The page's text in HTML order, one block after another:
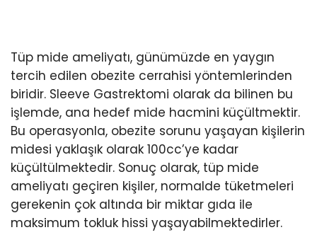
Tüp mide ameliyatı, günümüzde en yaygın
tercih edilen obezite cerrahisi yöntemlerinden
biridir. Sleeve Gastrektomi olarak da bilinen bu
işlemde, ana hedef mide hacmini küçültmektir.
Bu operasyonla, obezite sorunu yaşayan kişilerin
midesi yaklaşık olarak 100cc’ye kadar
küçültülmektedir. Sonuç olarak, tüp mide
ameliyatı geçiren kişiler, normalde tüketmeleri
gerekenin çok altında bir miktar gıda ile
maksimum tokluk hissi yaşayabilmektedirler.